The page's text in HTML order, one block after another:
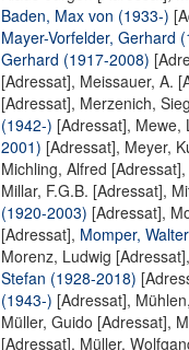
Baden, Max von (1933-)
Mayer-Vorfelder, Gerhard
Gerhard (1917-2008)
[Adressat], Meissauer, A.
[Adressat], Merzenich,
(1942-) [Adressat], Mewe,
2001) [Adressat], Meyer,
Michling, Alfred [Adressat],
Millar, F.G.B. [Adressat],
(1920-2003) [Adressat],
[Adressat], Momper,
Morenz, Ludwig [Adressat],
Stefan (1928-2018)
(1943-) [Adressat],
Müller, Guido [Adressat],
[Adressat], Müller,